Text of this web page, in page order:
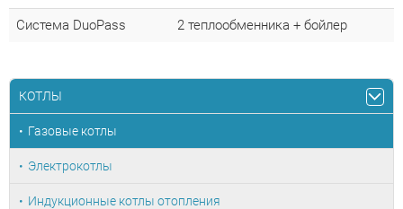
Система DuoPass 2 теплообменника + бойлер
КОТЛЫ
Газовые котлы
Электрокотлы
Индукционные котлы отопления